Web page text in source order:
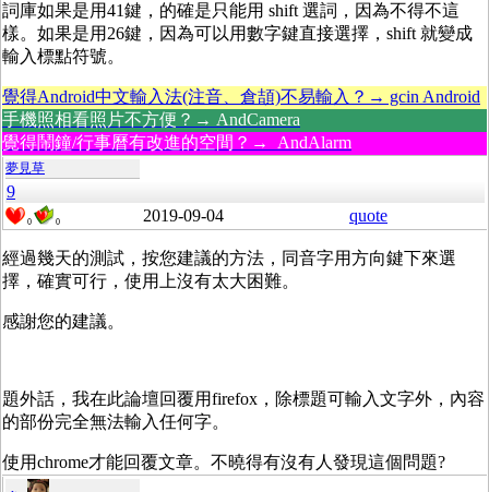
詞庫如果是用41鍵，的確是只能用 shift 選詞，因為不得不這
樣。如果是用26鍵，因為可以用數字鍵直接選擇，shift 就變成
輸入標點符號。
覺得Android中文輸入法(注音、倉頡)不易輸入？→ gcin Android
手機照相看照片不方便？→ AndCamera
覺得鬧鐘/行事曆有改進的空間？→ AndAlarm
夢見草
9
0 0 2019-09-04 quote
經過幾天的測試，按您建議的方法，同音字用方向鍵下來選
擇，確實可行，使用上沒有太大困難。
感謝您的建議。
題外話，我在此論壇回覆用firefox，除標題可輸入文字外，內容
的部份完全無法輸入任何字。
使用chrome才能回覆文章。不曉得有沒有人發現這個問題?